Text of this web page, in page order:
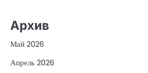
Архив
Май 2026
Апрель 2026